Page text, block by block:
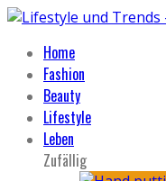
Home
Fashion
Beauty
Lifestyle
Leben
Zufällig